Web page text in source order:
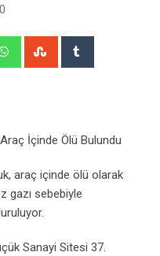
0
WhatsappStumbleUpon
İçinde Ölü Bulundu
araç içinde ölü olarak
gazı sebebiyle
Sanayi Sitesi 37.